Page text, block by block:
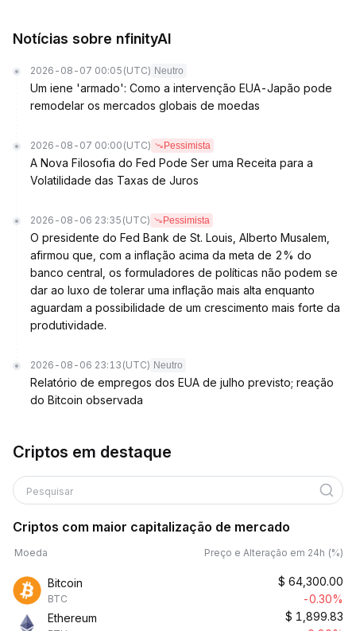
Notícias sobre nfinityAI
2026-08-07 00:05 (UTC) Neutro
Um iene 'armado': Como a intervenção EUA-Japão pode
remodelar os mercados globais de moedas
2026-08-07 00:00 (UTC) Pessimista
A Nova Filosofia do Fed Pode Ser uma Receita para a
Volatilidade das Taxas de Juros
2026-08-06 23:35 (UTC) Pessimista
O presidente do Fed Bank de St. Louis, Alberto Musalem,
afirmou que, com a inflação acima da meta de 2% do
banco central, os formuladores de políticas não podem se
dar ao luxo de tolerar uma inflação mais alta enquanto
aguardam a possibilidade de um crescimento mais forte da
produtividade.
2026-08-06 23:13 (UTC) Neutro
Relatório de empregos dos EUA de julho previsto; reação
do Bitcoin observada
Criptos em destaque
Pesquisar
Criptos com maior capitalização de mercado
Moeda Preço e Alteração em 24h (%)
Bitcoin
BTC
$ 64,300.00
-0.30%
Ethereum
$ 1,899.83